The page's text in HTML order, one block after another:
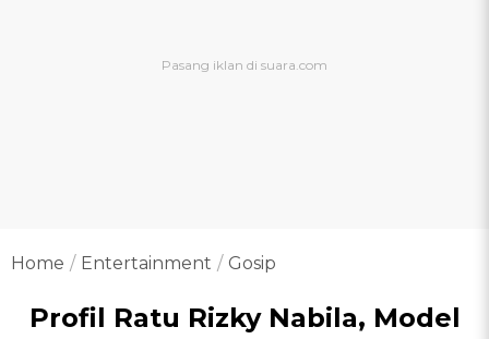
Home Entertainment Gosip
Profil Ratu Rizky Nabila, Model